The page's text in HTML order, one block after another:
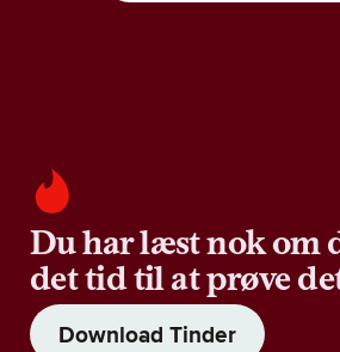
Du har læst nok om
det tid til at prøve
Download Tinder